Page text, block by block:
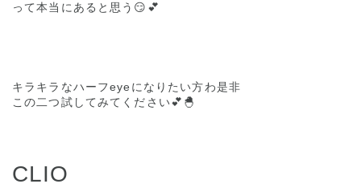
って本当にあると思う😏💕
キラキラなハーフeyeになりたい方わ是非
この二つ試してみてください💕🐣
CLIO